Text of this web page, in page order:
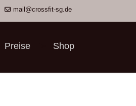
mail@crossfit-sg.de
Preise Shop